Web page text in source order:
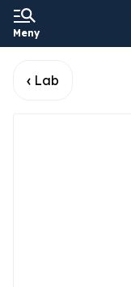
Meny
Lab